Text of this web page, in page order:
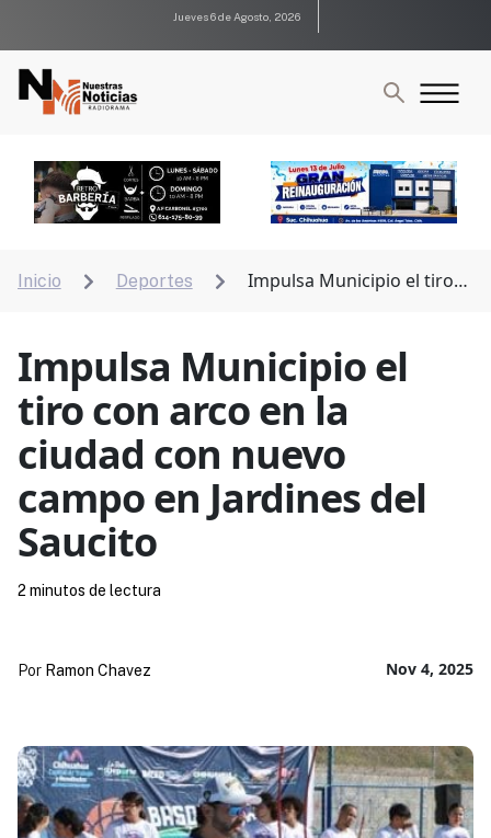
Jueves 6 de Agosto, 2026
Inicio  Deportes 
Impulsa Municipio el tiro
Impulsa Municipio el
tiro con arco en la
ciudad con nuevo
campo en Jardines del
Saucito
Nov 4, 2025
Por Ramon Chavez
2 minutos de lectura